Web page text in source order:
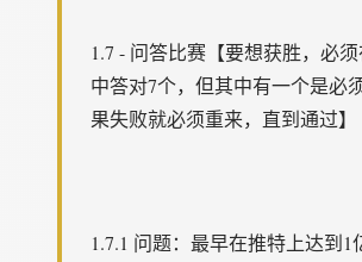
1.7 - 问答比赛【要想获胜，必
中答对7个，但其中有一个是必
果失败就必须重来，直到通过】
1.7.1 问题：最早在推特上达到1